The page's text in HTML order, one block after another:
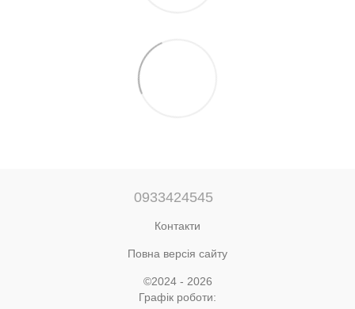
0933424545
Контакти
Повна версія сайту
©2024 - 2026
Графік роботи: